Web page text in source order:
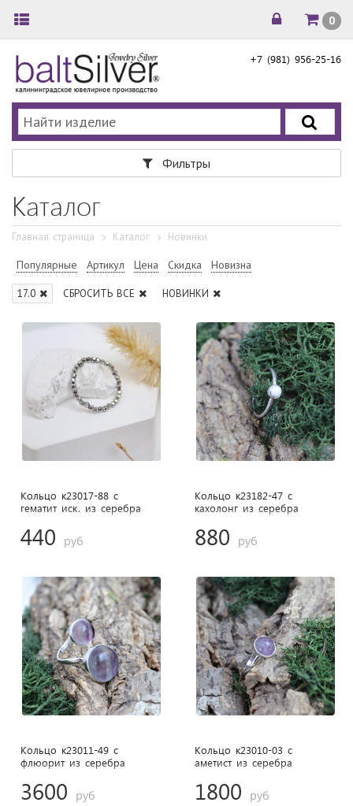
+7 (981) 956-25-16
Фильтры
Каталог
Главная страница Каталог Новинки
Популярные Артикул Цена Скидка Новизна
17.0 СБРОСИТЬ ВСЕ НОВИНКИ
Кольцо к23017-88 с
гематит иск. из cеребра
440 руб
Кольцо к23182-47 с
кахолонг из cеребра
880 руб
Кольцо к23011-49 с
флюорит из cеребра
3600 руб
Кольцо к23010-03 с
аметист из cеребра
1800 руб
0